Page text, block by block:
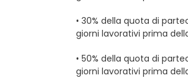
• 30% della quota di
giorni lavorativi prima
• 50% della quota di
giorni lavorativi prima